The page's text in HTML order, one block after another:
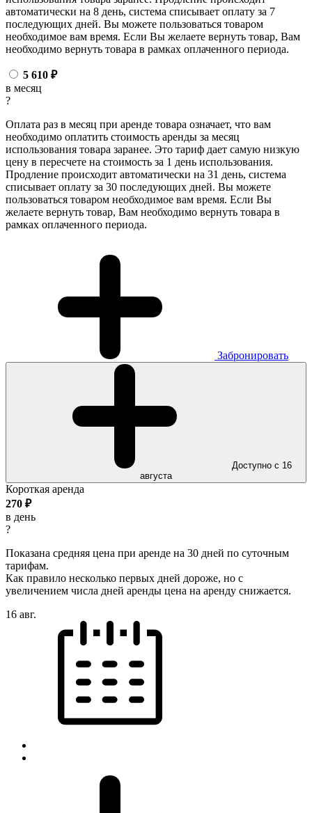
автоматически на 8 день, система списывает оплату за 7
последующих дней. Вы можете пользоваться товаром
необходимое вам время. Если Вы желаете вернуть товар, Вам
необходимо вернуть товара в рамках оплаченного периода.
5 610 ₽
в месяц
?
Оплата раз в месяц при аренде товара означает, что вам
необходимо оплатить стоимость аренды за месяц
использования товара заранее. Это тариф дает самую низкую
цену в пересчете на стоимость за 1 день использования.
Продление происходит автоматически на 31 день, система
списывает оплату за 30 последующих дней. Вы можете
пользоваться товаром необходимое вам время. Если Вы
желаете вернуть товар, Вам необходимо вернуть товара в
рамках оплаченного периода.
Забронировать
Доступно с 16
августа
Короткая аренда
270 ₽
в день
?
Показана средняя цена при аренде на 30 дней по суточным
тарифам.
Как правило несколько первых дней дороже, но с
увеличением числа дней аренды цена на аренду снижается.
16 авг.